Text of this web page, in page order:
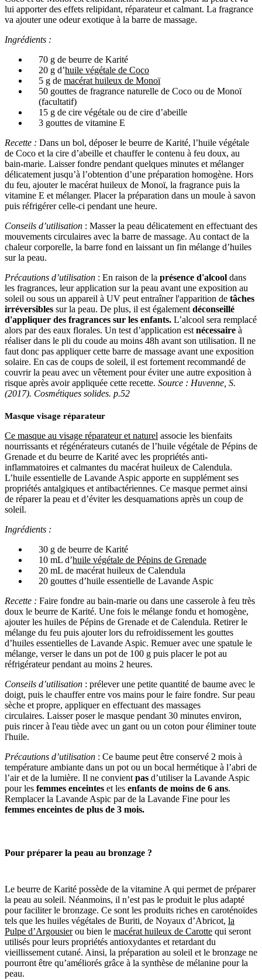
lui apporter des effets relipidant, réparateur et calmant. La fragrance
va ajouter une odeur exotique à la barre de massage.
Ingrédients :
70 g de beurre de Karité
20 g d’huile végétale de Coco
5 g de macérat huileux de Monoï
50 gouttes de fragrance naturelle de Coco ou de Monoï
(facultatif)
15 g de cire végétale ou de cire d’abeille
3 gouttes de vitamine E
Recette : Dans un bol, déposer le beurre de Karité, l’huile végétale
de Coco et la cire d’abeille et chauffer le contenu à feu doux, au
bain-marie. Laisser fondre pendant quelques minutes et mélanger
délicatement jusqu’à l’obtention d’une préparation homogène. Hors
du feu, ajouter le macérat huileux de Monoï, la fragrance puis la
vitamine E et mélanger. Placer la préparation dans un moule à savon
puis réfrigérer celle-ci pendant une heure.
Conseils d’utilisation : Masser la peau délicatement en effectuant des
mouvements circulaires avec la barre de massage. Au contact de la
chaleur corporelle, la barre fond en laissant un fin mélange d’huiles
sur la peau.
Précautions d’utilisation : En raison de la présence d'alcool dans
les fragrances, leur application sur la peau avant une exposition au
soleil ou sous un appareil à UV peut entraîner l'apparition de tâches
irréversibles sur la peau. De plus, il est également déconseillé
d'appliquer des fragrances sur les enfants. L’alcool sera remplacé
alors par des eaux florales. Un test d’application est nécessaire à
réaliser dans le pli du coude au moins 48h avant son utilisation. Il ne
faut donc pas appliquer cette barre de massage avant une exposition
solaire. En cas de coups de soleil, il est fortement recommandé de
couvrir la peau avec un vêtement pour éviter une autre exposition à
risque après avoir appliquée cette recette. Source : Huvenne, S.
(2017). Cosmétiques solides. p.52
Masque visage réparateur
Ce masque au visage réparateur et naturel associe les bienfaits
nourrissants et régénérateurs cutanés de l’huile végétale de Pépins de
Grenade et du beurre de Karité avec les propriétés anti-
inflammatoires et calmantes du macérat huileux de Calendula.
L’huile essentielle de Lavande Aspic apporte en supplément ses
propriétés antalgiques et antibactériennes. Ce masque permet ainsi
de réparer la peau et d’éviter les desquamations après un coup de
soleil.
Ingrédients :
30 g de beurre de Karité
10 mL d’huile végétale de Pépins de Grenade
20 mL de macérat huileux de Calendula
20 gouttes d’huile essentielle de Lavande Aspic
Recette : Faire fondre au bain-marie ou dans une casserole à feu très
doux le beurre de Karité. Une fois le mélange fondu et homogène,
ajouter les huiles de Pépins de Grenade et de Calendula. Retirer le
mélange du feu puis ajouter lors du refroidissement les gouttes
d’huiles essentielles de Lavande Aspic. Remuer avec une spatule le
mélange, verser le dans un pot de 100 g puis placer le pot au
réfrigérateur pendant au moins 2 heures.
Conseils d’utilisation : prélever une petite quantité de baume avec le
doigt, puis le chauffer entre vos mains pour le faire fondre. Sur peau
sèche et propre, appliquer en effectuant des massages
circulaires. Laisser poser le masque pendant 30 minutes environ,
puis rincer à l'eau tiède avec un gant ou un coton pour éliminer toute
l'huile.
Précautions d’utilisation : Ce baume peut être conservé 2 mois à
température ambiante dans un pot ou un bocal hermétique à l’abri de
l’air et de la lumière. Il ne convient pas d’utiliser la Lavande Aspic
pour les femmes enceintes et les enfants de moins de 6 ans.
Remplacer la Lavande Aspic par de la Lavande Fine pour les
femmes enceintes de plus de 3 mois.
Pour préparer la peau au bronzage ?
Le beurre de Karité possède de la vitamine A qui permet de préparer
la peau au soleil. Néanmoins, il n’est pas le produit le plus adapté
pour faciliter le bronzage. Ce sont les produits riches en caroténoïdes
tels que les huiles végétales de Buriti, de Noyaux d’Abricot, la
Pulpe d’Argousierou bien le macérat huileux de Carotte qui seront
utilisés pour leurs propriétés antioxydantes et retardant du
vieillissement cutané. Ainsi, la préparation au soleil et le bronzage ne
pourront être qu’améliorés grâce à la synthèse de mélanine pour la
peau.